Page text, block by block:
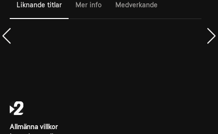
Liknande titlar Mer info Medverkande
Allmänna villkor